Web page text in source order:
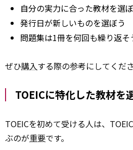
自分の実力に合った教材を選
発行日が新しいものを選ぼう
問題集は1冊を何回も繰り返そ
ぜひ購入する際の参考にしてくださ
TOEICに特化した教材を
TOEICを初めて受ける人は、
ぶのが重要です。